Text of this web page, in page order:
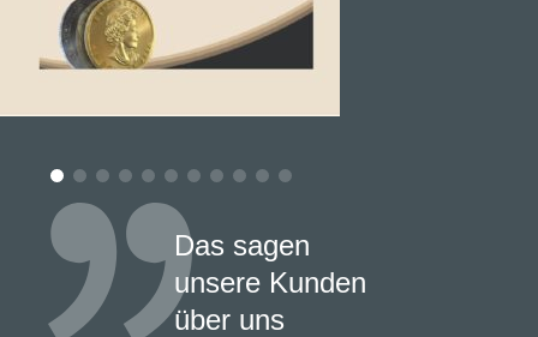
Das sagen
unsere Kunden
über uns